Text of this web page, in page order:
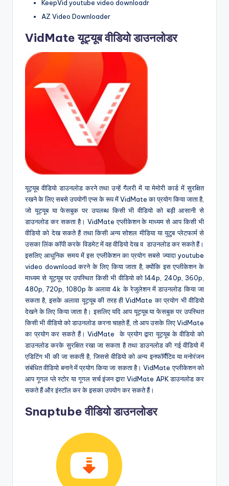
KeepVid youtube video downloadr
AZ Video Downloader
VidMate यूट्यूब वीडियो डाउनलोडर
यूट्यूब वीडियो डाउनलोड करने तथा उन्हें गैलरी में या मेमोरी कार्ड में सुरक्षित
रखने के लिए सबसे उपयोगी एप्स के रूप में VidMate का प्रयोग किया जाता है,
जो यूट्यूब या फेसबुक पर उपलब्ध किसी भी वीडियो को बड़ी आसानी से
डाउनलोड कर सकता है। VidMate एप्लीकेशन के माध्यम से आप किसी भी
वीडियो को देख सकते हैं तथा किसी अन्य सोशल मीडिया या युटुब प्लेटफार्म से
उसका लिंक कॉपी करके विडमेट में वह वीडियो देख व डाउनलोड कर सकते हैं।
इसलिए आधुनिक समय में इस एप्लीकेशन का प्रयोग सबसे ज्यादा youtube
video download करने के लिए किया जाता है, क्योंकि इस एप्लीकेशन के
माध्यम से यूट्यूब पर उपस्थित किसी भी वीडियो को 144p, 240p, 360p,
480p, 720p, 1080p के अलावा 4k के रेजुलेशन में डाउनलोड किया जा
सकता है, इसके अलावा यूट्यूब की तरह ही VidMate का प्रयोग भी वीडियो
देखने के लिए किया जाता है। इसलिए यदि आप यूट्यूब या फेसबुक पर उपस्थित
किसी भी वीडियो को डाउनलोड करना चाहते हैं, तो आप उसके लिए VidMate
का प्रयोग कर सकते हैं। VidMate के प्रयोग द्वारा यूट्यूब के वीडियो को
डाउनलोड करके सुरक्षित रखा जा सकता है तथा डाउनलोड की गई वीडियो में
एडिटिंग भी की जा सकती है, जिससे वीडियो को अन्य इनफॉर्मैटिव या मनोरंजन
संबंधित वीडियो बनाने में प्रयोग किया जा सकता है। VidMate एप्लीकेशन को
आप गूगल प्ले स्टोर या गूगल सर्च इंजन द्वारा VidMate APK डाउनलोड कर
सकते हैं और इंस्टॉल कर के इसका उपयोग कर सकते हैं।
Snaptube वीडियो डाउनलोडर